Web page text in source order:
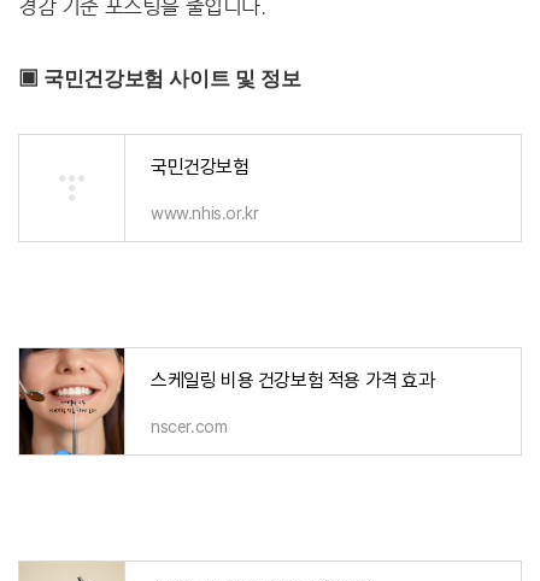
경감 기준 포스팅을 줄입니다.
▣ 국민건강보험 사이트 및 정보
국민건강보험
www.nhis.or.kr
스케일링 비용 건강보험 적용 가격 효과
nscer.com